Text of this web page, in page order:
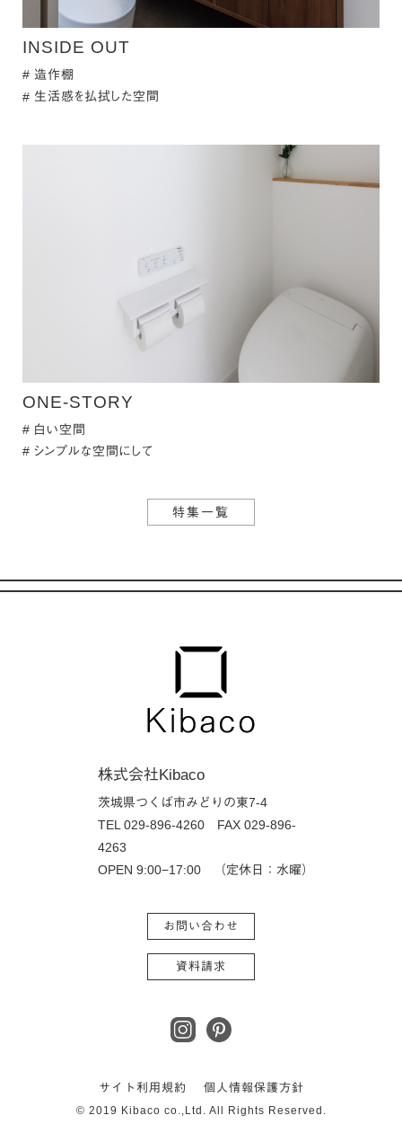
INSIDE OUT
造作棚
生活感を払拭した空間
ONE-STORY
白い空間
シンプルな空間にして
特集一覧
株式会社Kibaco
茨城県つくば市みどりの東7-4
TEL 029-896-4260 FAX 029-896-
4263
OPEN 9:00−17:00 （定休日：水曜）
お問い合わせ
資料請求
サイト利用規約 個人情報保護方針
© 2019 Kibaco co.,Ltd. All Rights Reserved.